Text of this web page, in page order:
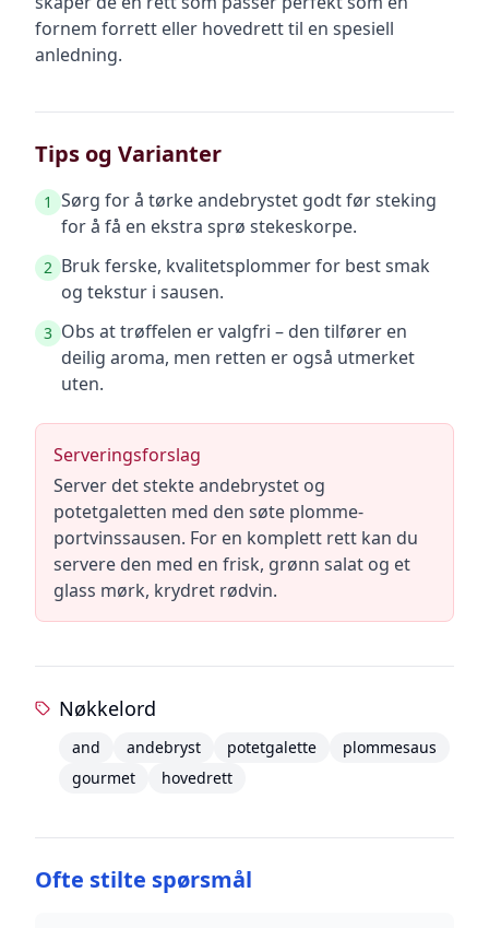
fornem forrett eller hovedrett til en spesiell
anledning.
Tips og Varianter
1 Sørg for å tørke andebrystet godt før steking
for å få en ekstra sprø stekeskorpe.
2 Bruk ferske, kvalitetsplommer for best smak
og tekstur i sausen.
3 Obs at trøffelen er valgfri – den tilfører en
deilig aroma, men retten er også utmerket
uten.
Serveringsforslag
Server det stekte andebrystet og
potetgaletten med den søte plomme-
portvinssausen. For en komplett rett kan du
servere den med en frisk, grønn salat og et
glass mørk, krydret rødvin.
Nøkkelord
and andebryst potetgalette
plommesaus
gourmet
hovedrett
Ofte stilte spørsmål